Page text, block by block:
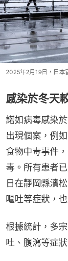
2025年2月19日，日本
感染於冬天
諾如病毒感染
出現個案，例
食物中毒事件
毒。所有患者
日在靜岡縣濱
嘔吐等症狀，
根據統計，多
吐、腹瀉等症狀